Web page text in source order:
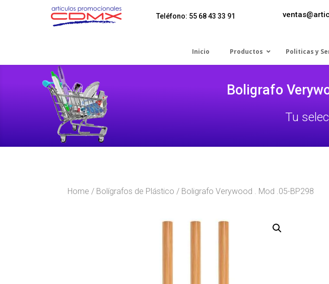
Teléfono: 55 68 43 33 91
Inicio Productos Politicas y
Boligrafo
Tu
Home / Bolígrafos de Plástico / Boligrafo Verywood . Mod .05-BP298